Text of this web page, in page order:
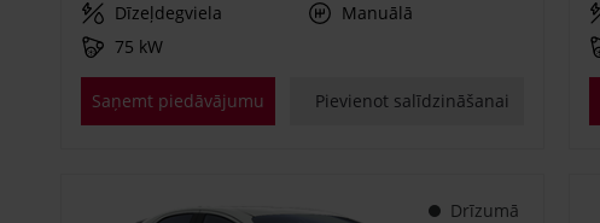
Dīzeļdegviela
Manuālā
75 kW
Saņemt piedāvājumu Pievienot salīdzināšanai
Drīzumā